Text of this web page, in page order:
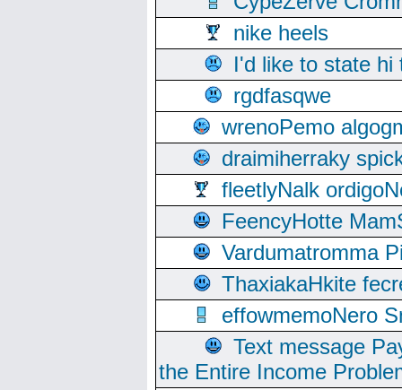
nike heels
I'd like to state hi
rgdfasqwe
wrenoPemo
draimiherraky
fleetlyNalk
FeencyHotte
Vardumatromma
ThaxiakaHkite
effowmemoNero
Text message
the Entire Income